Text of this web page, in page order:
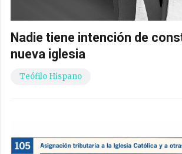
Nadie tiene intención de
nueva iglesia
Teófilo Hispano